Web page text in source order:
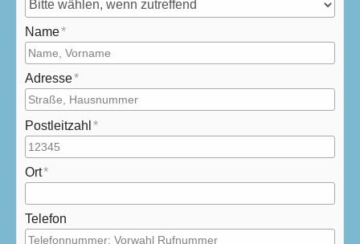
Name
Adresse
Postleitzahl
Ort
Telefon